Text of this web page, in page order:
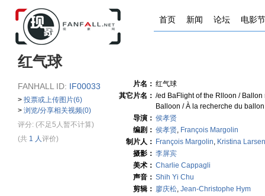
首页 新闻 论坛 电影节
红气球
FANHALL ID: IF00033
> 投票或上传图片(6)
> 浏览/分享相关视频(0)
评分: (不足5人暂不计算)
(共 1 人评价)
片名： 红气球
其它片名： /ed BaFlight of the Rlloon / Ballon
Balloon / À la recherche du
导演： 侯孝贤
编剧： 侯孝贤, François Margolin
制片人： François Margolin, Kristina Larsen
摄影： 李屏宾
美术： Charlie Cappagli
声音： Shih Yi Chu
剪辑： 廖庆松, Jean-Christophe Hym